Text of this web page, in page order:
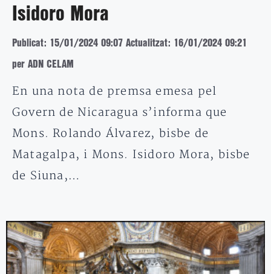
Isidoro Mora
Publicat: 15/01/2024 09:07 Actualitzat: 16/01/2024 09:21
per ADN CELAM
En una nota de premsa emesa pel
Govern de Nicaragua s’informa que
Mons. Rolando Álvarez, bisbe de
Matagalpa, i Mons. Isidoro Mora, bisbe
de Siuna,…